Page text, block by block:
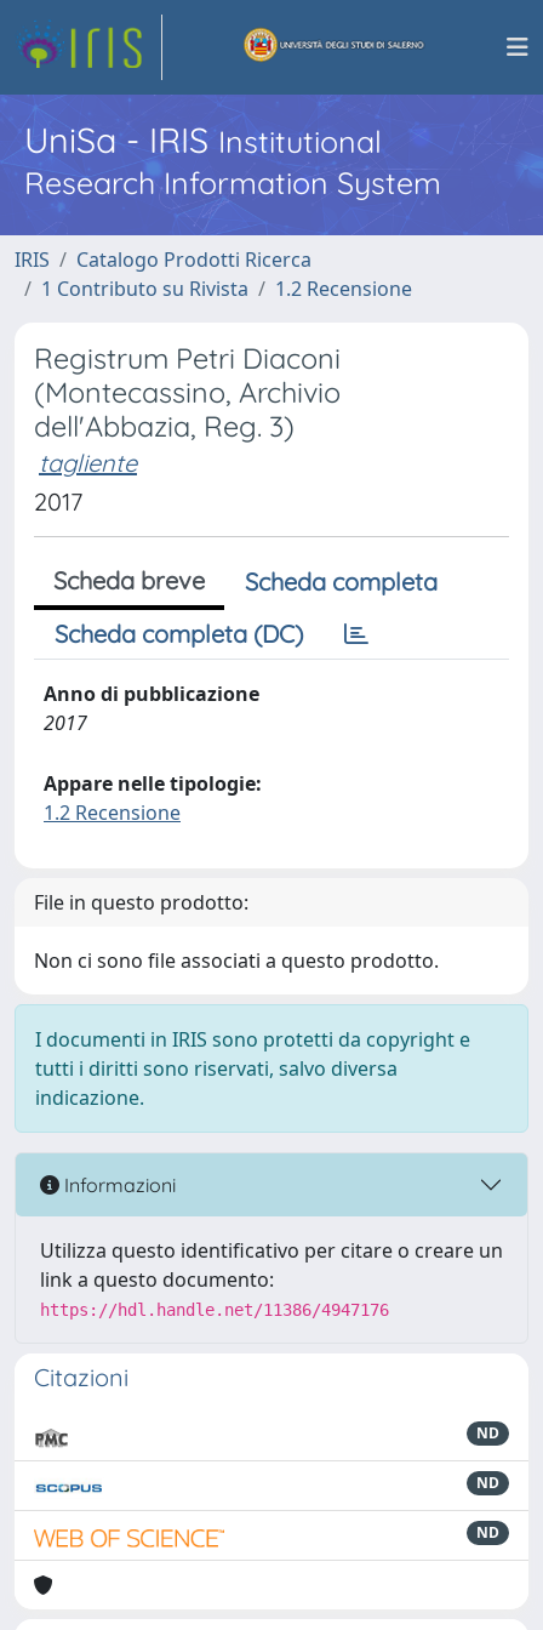
UniSa - IRISInstitutional
Research Information System
IRIS
Catalogo Prodotti Ricerca
1 Contributo su Rivista
1.2 Recensione
Registrum Petri Diaconi
(Montecassino, Archivio
dell'Abbazia, Reg. 3)
tagliente
2017
Scheda breve
Scheda completa
Scheda completa (DC)
Anno di pubblicazione
2017
Appare nelle tipologie:
1.2 Recensione
File in questo prodotto:
Non ci sono file associati a questo prodotto.
I documenti in IRIS sono protetti da copyright e
tutti i diritti sono riservati, salvo diversa
indicazione.
Informazioni
Utilizza questo identificativo per citare o creare un
link a questo documento:
https://hdl.handle.net/11386/4947176
Citazioni
ND
ND
ND